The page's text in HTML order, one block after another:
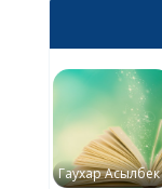
Гаухар Асылбек